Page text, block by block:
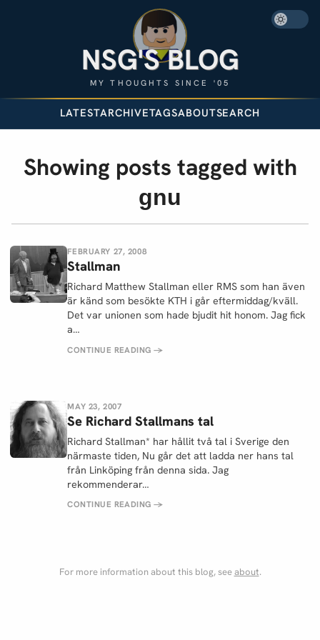
NSG'S BLOG
MY THOUGHTS SINCE '05
LATESTARCHIVETAGSABOUTSEARCH
Showing posts tagged with
gnu
FEBRUARY 27, 2008
Stallman
Richard Matthew Stallman eller RMS som han även
är känd som besökte KTH i går eftermiddag/kväll.
Det var unionen som hade bjudit hit honom. Jag fick
a…
CONTINUE READING→
MAY 23, 2007
Se Richard Stallmans tal
Richard Stallman* har hållit två tal i Sverige den
närmaste tiden, Nu går det att ladda ner hans tal
från Linköping från denna sida. Jag
rekommenderar…
CONTINUE READING→
For more information about this blog, seeabout.